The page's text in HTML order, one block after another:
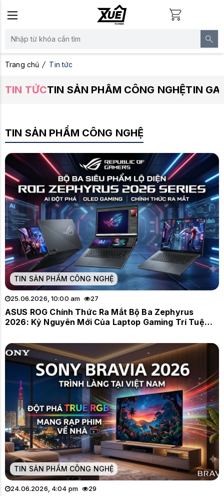
Trang chủ Tin tức
TIN TỨCTIN SẢN PHẨM CÔNG NGHỆTIN
TIN SẢN PHẨM CÔNG NGHỆ
TIN SẢN PHẨM CÔNG NGHỆ
25.06.2026, 10:00 am 27
ASUS ROG Chính Thức Ra Mắt Bộ Ba Zephyrus
2026: Kỷ Nguyên Mới Của Laptop Gaming Trí Tuệ
TIN SẢN PHẨM CÔNG NGHỆ
24.06.2026, 4:04 pm 29